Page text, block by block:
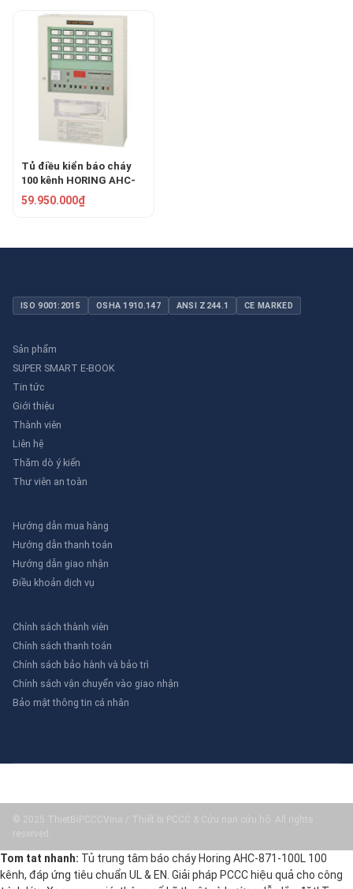
Tủ điều kiển báo cháy
100 kênh HORING AHC-
871-100L
59.950.000₫
ISO 9001:2015 OSHA 1910.147 ANSI Z244.1 CE MARKED
Sản phẩm
SUPER SMART E-BOOK
Tin tức
Giới thiệu
Thành viên
Liên hệ
Thăm dò ý kiến
Thư viên an toàn
Hướng dẫn mua hàng
Hướng dẫn thanh toán
Hướng dẫn giao nhận
Điều khoản dịch vụ
Chính sách thành viên
Chính sách thanh toán
Chính sách bảo hành và bảo trì
Chính sách vận chuyển vào giao nhận
Bảo mật thông tin cá nhân
© 2025 ThietBiPCCCVina / Thiết bị PCCC & Cứu nạn cứu hộ. All rights
reserved.
Tom tat nhanh: Tủ trung tâm báo cháy Horing AHC-871-100L 100
kênh, đáp ứng tiêu chuẩn UL & EN. Giải pháp PCCC hiệu quả cho công